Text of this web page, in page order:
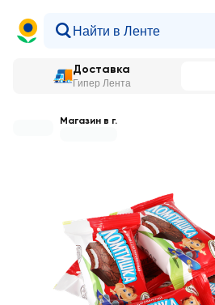
Доставка
Гипер Лента
Магазин в г.